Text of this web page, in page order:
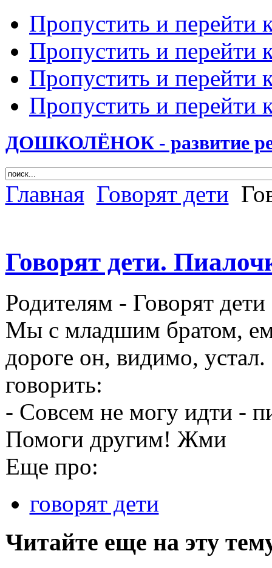
Пропустить и перейти
Пропустить и перейти
Пропустить и перейти
Пропустить и перейти
ДОШКОЛЁНОК - развитие
Главная Говорят дети
Говорят дети.
Родителям - Говорят дети
Мы с младшим братом,
дороге он, видимо, устал.
говорить:
- Совсем не могу идти -
Помоги другим! Жми
Еще про:
говорят дети
Читайте еще на эту